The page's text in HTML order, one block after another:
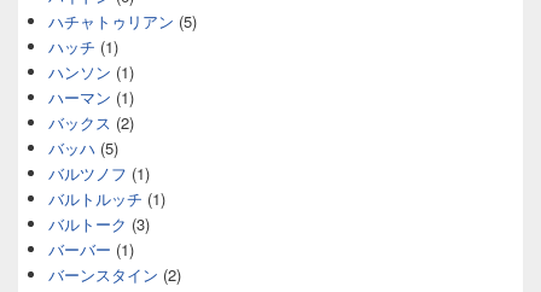
ハチャトゥリアン (5)
ハッチ (1)
ハンソン (1)
ハーマン (1)
バックス (2)
バッハ (5)
バルツノフ (1)
バルトルッチ (1)
バルトーク (3)
バーバー (1)
バーンスタイン (2)